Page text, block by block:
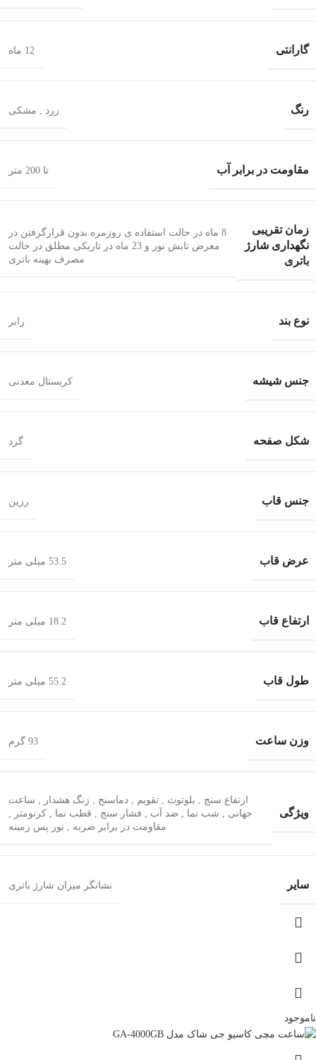
گارانتی 12 ماه
رنگ زرد مشکی
مقاومت در برابر آب تا 200 متر
زمان تقریبی
نگهداری شارژ
باتری
8 ماه در حالت استفاده ی روزمره بدون قرارگرفتن در
معرض تابش نور و 23 ماه در تاریکی مطلق در حالت
مصرف بهینه باتری
نوع بند رابر
جنس شیشه کریستال معدنی
شکل صفحه گرد
جنس قاب رزین
عرض قاب 53.5 میلی متر
ارتفاع قاب 18.2 میلی متر
طول قاب 55.2 میلی متر
وزن ساعت 93 گرم
ویژگی
ارتفاع‌ سنج بلوتوث تقویم دماسنج زنگ هشدار
ساعت
جهانی
شب‌ نما ضد آب فشار سنج قطب‌ نما کرنومتر
مقاومت در برابر ضربه
نور پس زمینه
سایر نشانگر میزان شارژ باتری
ناموجود